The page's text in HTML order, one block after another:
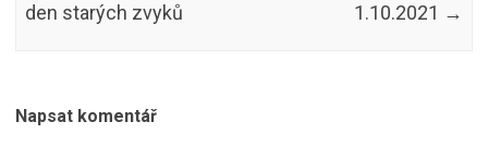
den starých zvyků
1.10.2021 →
Napsat komentář